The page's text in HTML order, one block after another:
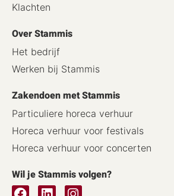
Klachten
Over Stammis
Het bedrijf
Werken bij Stammis
Zakendoen met Stammis
Particuliere horeca verhuur
Horeca verhuur voor festivals
Horeca verhuur voor concerten
Wil je Stammis volgen?